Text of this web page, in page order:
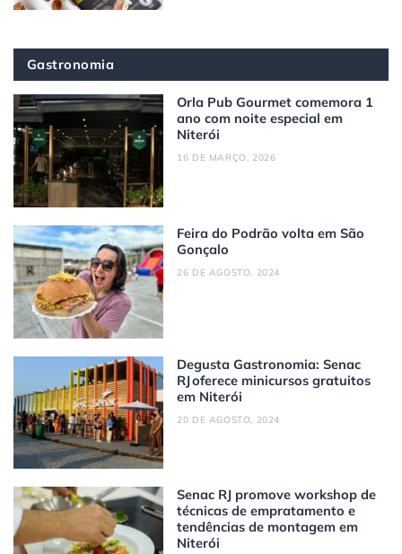
Gastronomia
Orla Pub Gourmet comemora 1
ano com noite especial em
Niterói
16 DE MARÇO, 2026
Feira do Podrão volta em São
Gonçalo
26 DE AGOSTO, 2024
Degusta Gastronomia: Senac
RJ oferece minicursos gratuitos
em Niterói
20 DE AGOSTO, 2024
Senac RJ promove workshop de
técnicas de empratamento e
tendências de montagem em
Niterói